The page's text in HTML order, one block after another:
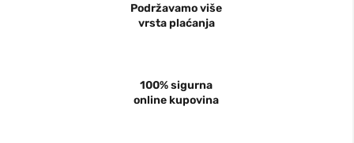
Podržavamo više
vrsta plaćanja
100% sigurna
online kupovina